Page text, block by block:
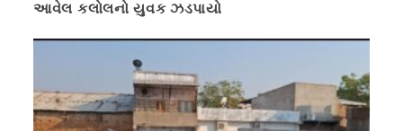
આવેલ કલોલનો યુવક ઝડપાયો